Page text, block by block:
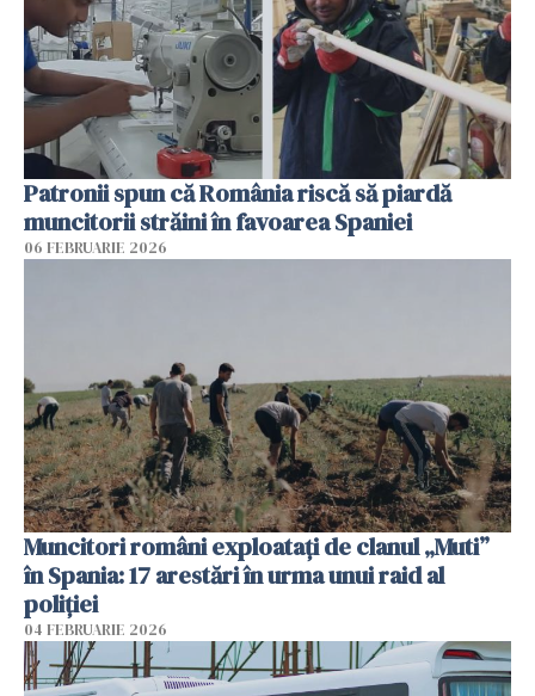
Patronii spun că România riscă să piardă
muncitorii străini în favoarea Spaniei
06 FEBRUARIE 2026
Muncitori români exploatați de clanul „Muti”
în Spania: 17 arestări în urma unui raid al
poliției
04 FEBRUARIE 2026